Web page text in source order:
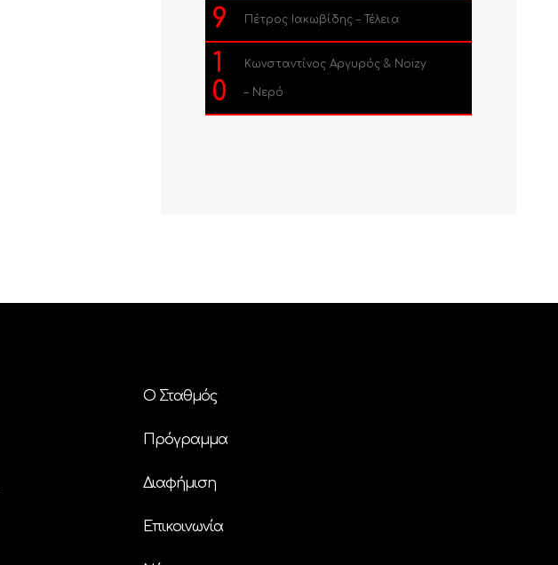
9 Πέτρος Ιακωβίδης – Τέλεια
1
0
Κωνσταντίνος Αργυρός & Noizy
– Νερό
Ο Σταθμός
Πρόγραμμα
Διαφήμιση
Επικοινωνία